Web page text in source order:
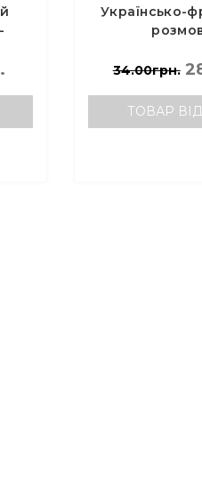
Українсько-
34.00грн.
ТОВАР